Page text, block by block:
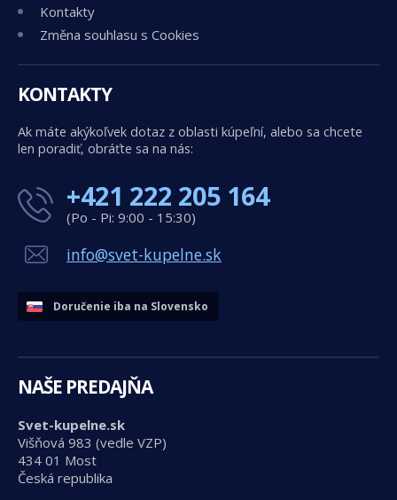
Kontakty
Změna souhlasu s Cookies
KONTAKTY
Ak máte akýkoľvek dotaz z oblasti kúpeľní, alebo sa chcete
len poradiť, obráťte sa na nás:
+421 222 205 164
(Po - Pi: 9:00 - 15:30)
info@svet-kupelne.sk
Doručenie iba na Slovensko
NAŠE PREDAJŇA
Svet-kupelne.sk
Višňová 983 (vedle VZP)
434 01 Most
Česká republika